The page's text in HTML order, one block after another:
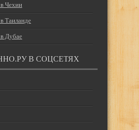
Чехии
Таиланде
Дубае
В СОЦСЕТЯХ